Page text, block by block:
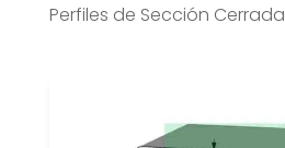
Perfiles de Sección Cerrada